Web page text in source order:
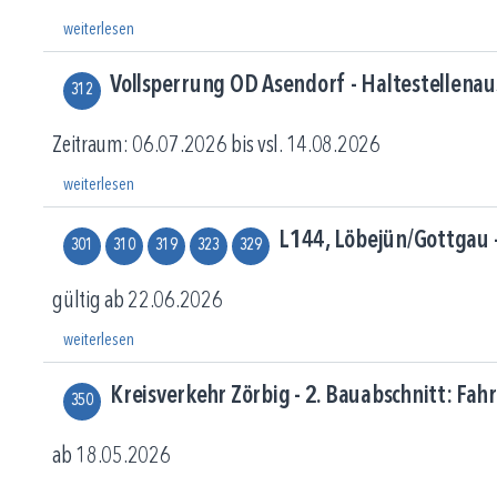
weiterlesen
312 Vollsperrung OD Asendorf -
Zeitraum: 06.07.2026 bis vsl. 14.08.2026
weiterlesen
301 310 319 323 329 L144, Löbejün/Gottgau
gültig ab 22.06.2026
weiterlesen
350 Kreisverkehr Zörbig - 2. Bauabschnitt:
ab 18.05.2026